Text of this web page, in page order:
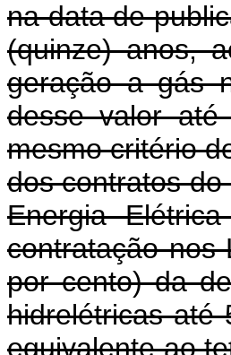
na data de
(quinze) anos,
geração a gás
desse valor
mesmo critério
dos contratos
Energia
contratação nos
por cento) da
hidrelétricas até
equivalente ao